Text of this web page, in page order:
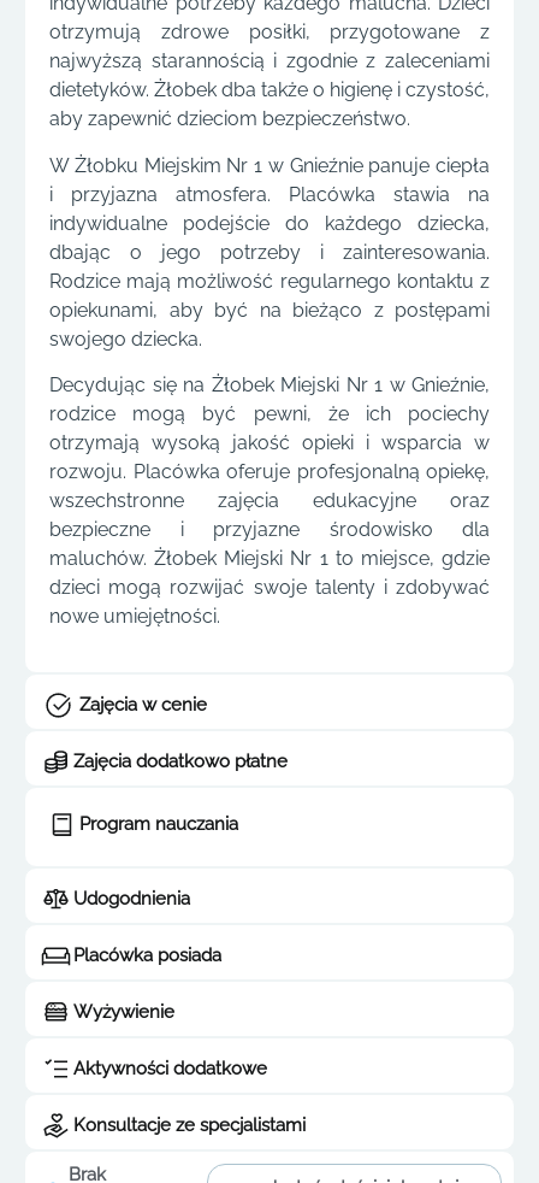
otrzymują zdrowe posiłki, przygotowane z
najwyższą starannością i zgodnie z zaleceniami
dietetyków. Żłobek dba także o higienę i czystość,
aby zapewnić dzieciom bezpieczeństwo.
W Żłobku Miejskim Nr 1 w Gnieźnie panuje ciepła
i przyjazna atmosfera. Placówka stawia na
indywidualne podejście do każdego dziecka,
dbając o jego potrzeby i zainteresowania.
Rodzice mają możliwość regularnego kontaktu z
opiekunami, aby być na bieżąco z postępami
swojego dziecka.
Decydując się na Żłobek Miejski Nr 1 w Gnieźnie,
rodzice mogą być pewni, że ich pociechy
otrzymają wysoką jakość opieki i wsparcia w
rozwoju. Placówka oferuje profesjonalną opiekę,
wszechstronne zajęcia edukacyjne oraz
bezpieczne i przyjazne środowisko dla
maluchów. Żłobek Miejski Nr 1 to miejsce, gdzie
dzieci mogą rozwijać swoje talenty i zdobywać
nowe umiejętności.
Zajęcia w cenie
Zajęcia dodatkowo płatne
Program nauczania
Udogodnienia
Placówka posiada
Wyżywienie
Aktywności dodatkowe
Konsultacje ze specjalistami
Brak